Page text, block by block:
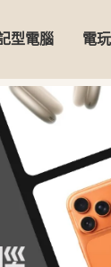
型電腦 電
】